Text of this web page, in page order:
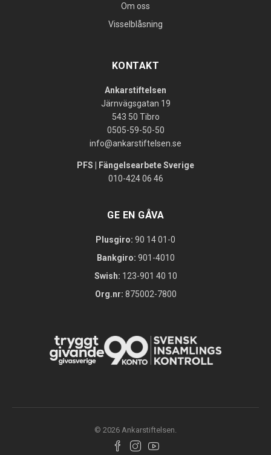
Om oss
Visselblåsning
KONTAKT
Ankarstiftelsen
Järnvägsgatan 19
543 50 Tibro
0505-59-50-50
info@ankarstiftelsen.se
PFS | Fängelsearbete Sverige
010-424 06 46
GE EN GÅVA
Plusgiro: 90 14 01-0
Bankgiro: 901-4010
Swish: 123-901 40 10
Org.nr: 875002-7800
© 2026 Ankarstiftelsen.